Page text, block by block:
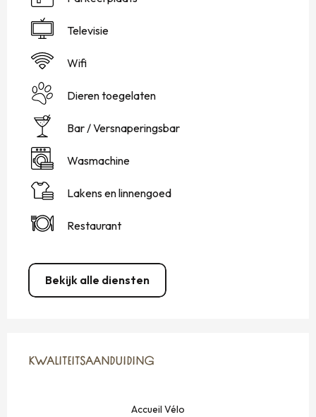
Televisie
Wifi
Dieren toegelaten
Bar / Versnaperingsbar
Wasmachine
Lakens en linnengoed
Restaurant
Bekijk alle diensten
KWALITEITSAANDUIDING
KWALITEITSAANDUIDING
Accueil Vélo